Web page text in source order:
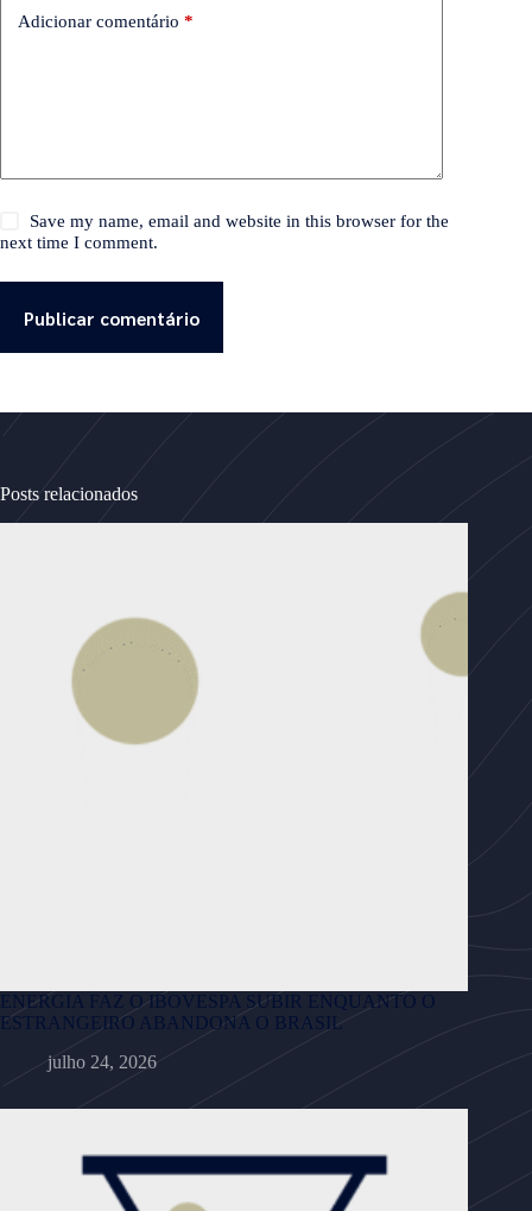
Adicionar comentário *
Save my name, email and website in this browser for the
next time I comment.
Publicar comentário
Posts relacionados
ENERGIA FAZ O IBOVESPA SUBIR ENQUANTO O
ESTRANGEIRO ABANDONA O BRASIL
julho 24, 2026